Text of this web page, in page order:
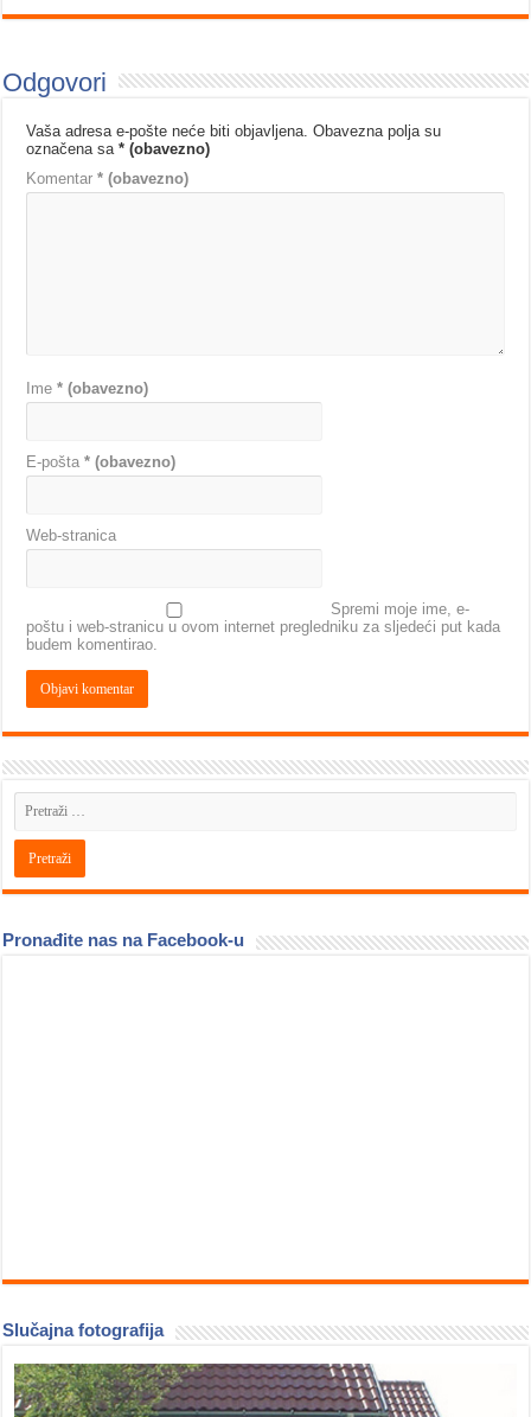
Odgovori
Vaša adresa e-pošte neće biti objavljena. Obavezna polja su
označena sa* (obavezno)
Komentar* (obavezno)
Ime* (obavezno)
E-pošta* (obavezno)
Web-stranica
Spremi moje ime, e-
poštu i web-stranicu u ovom internet pregledniku za sljedeći put kada
budem komentirao.
Pronađite nas na Facebook-u
Slučajna fotografija